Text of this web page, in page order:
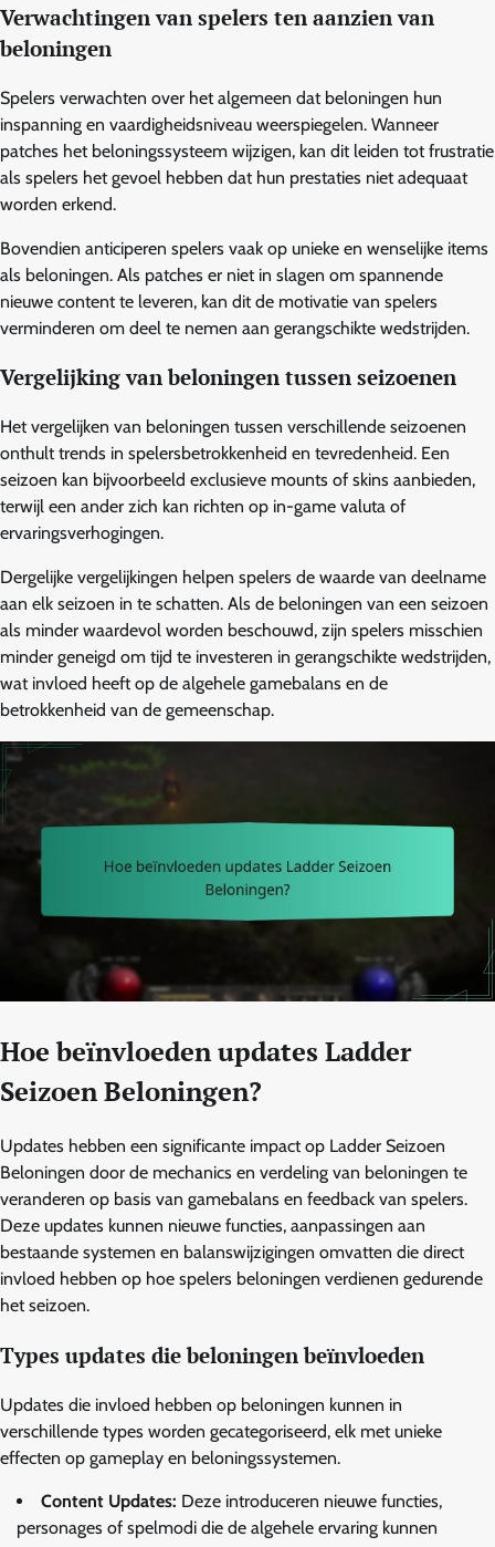
Verwachtingen van spelers ten aanzien van
beloningen
Spelers verwachten over het algemeen dat beloningen hun
inspanning en vaardigheidsniveau weerspiegelen. Wanneer
patches het beloningssysteem wijzigen, kan dit leiden tot frustratie
als spelers het gevoel hebben dat hun prestaties niet adequaat
worden erkend.
Bovendien anticiperen spelers vaak op unieke en wenselijke items
als beloningen. Als patches er niet in slagen om spannende
nieuwe content te leveren, kan dit de motivatie van spelers
verminderen om deel te nemen aan gerangschikte wedstrijden.
Vergelijking van beloningen tussen seizoenen
Het vergelijken van beloningen tussen verschillende seizoenen
onthult trends in spelersbetrokkenheid en tevredenheid. Een
seizoen kan bijvoorbeeld exclusieve mounts of skins aanbieden,
terwijl een ander zich kan richten op in-game valuta of
ervaringsverhogingen.
Dergelijke vergelijkingen helpen spelers de waarde van deelname
aan elk seizoen in te schatten. Als de beloningen van een seizoen
als minder waardevol worden beschouwd, zijn spelers misschien
minder geneigd om tijd te investeren in gerangschikte wedstrijden,
wat invloed heeft op de algehele gamebalans en de
betrokkenheid van de gemeenschap.
Hoe beïnvloeden updates Ladder
Seizoen Beloningen?
Updates hebben een significante impact op Ladder Seizoen
Beloningen door de mechanics en verdeling van beloningen te
veranderen op basis van gamebalans en feedback van spelers.
Deze updates kunnen nieuwe functies, aanpassingen aan
bestaande systemen en balanswijzigingen omvatten die direct
invloed hebben op hoe spelers beloningen verdienen gedurende
het seizoen.
Types updates die beloningen beïnvloeden
Updates die invloed hebben op beloningen kunnen in
verschillende types worden gecategoriseerd, elk met unieke
effecten op gameplay en beloningssystemen.
Content Updates: Deze introduceren nieuwe functies,
personages of spelmodi die de algehele ervaring kunnen